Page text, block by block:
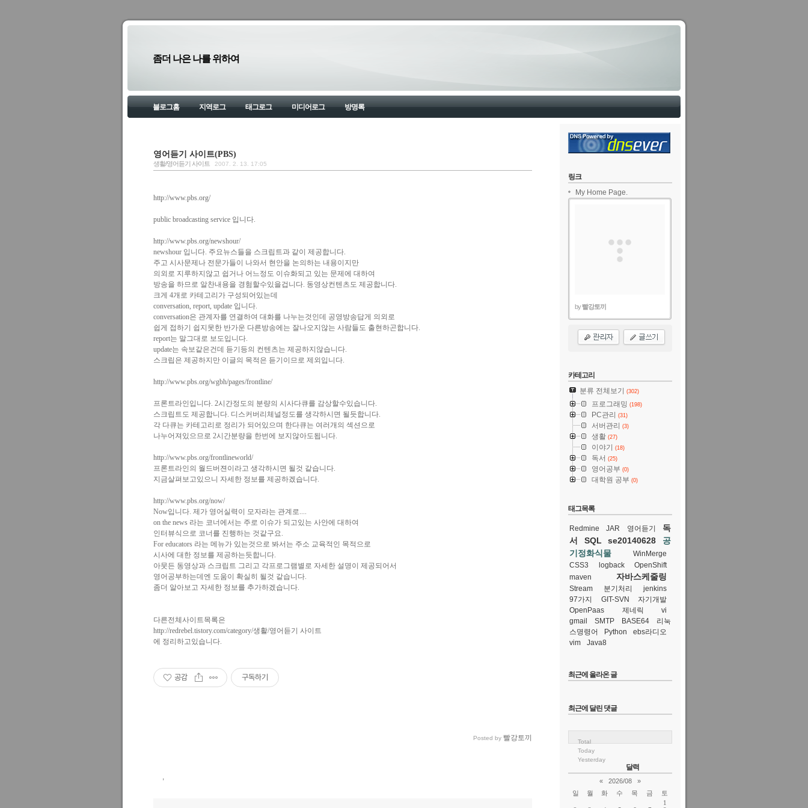
좀더 나은 나를 위하여
블로그홈 지역로그 태그로그 미디어로그 방명록
영어듣기 사이트(PBS)
생활/영어듣기 사이트 2007. 2. 13. 17:05
http://www.pbs.org/
public broadcasting service 입니다.
http://www.pbs.org/newshour/
newshour 입니다. 주요뉴스들을 스크립트과 같이 제공합니다.
주고 시사문제나 전문가들이 나와서 현안을 논의하는 내용이지만
의외로 지루하지않고 쉽거나 어느정도 이슈화되고 있는 문제에 대하여
방송을 하므로 알찬내용을 경험할수있을겁니다. 동영상컨텐츠도 제공합니다.
크게 4개로 카테고리가 구성되어있는데
conversation, report, update 입니다.
conversation은 관계자를 연결하여 대화를 나누는것인데 공영방송답게 의외로
쉽게 접하기 쉽지못한 반가운 다른방송에는 잘나오지않는 사람들도 출현하곤합니다.
report는 말그대로 보도입니다.
update는 속보같은건데 듣기등의 컨텐츠는 제공하지않습니다.
스크립은 제공하지만 이글의 목적은 듣기이므로 제외입니다.
http://www.pbs.org/wgbh/pages/frontline/
프론트라인입니다. 2시간정도의 분량의 시사다큐를 감상할수있습니다.
스크립트도 제공합니다. 디스커버리체널정도를 생각하시면 될듯합니다.
각 다큐는 카테고리로 정리가 되어있으며 한다큐는 여러개의 섹션으로
나누어져있으므로 2시간분량을 한번에 보지않아도됩니다.
http://www.pbs.org/frontlineworld/
프론트라인의 월드버젼이라고 생각하시면 될것 같습니다.
지금살펴보고있으니 자세한 정보를 제공하겠습니다.
http://www.pbs.org/now/
Now입니다. 제가 영어실력이 모자라는 관계로....
on the news 라는 코너에서는 주로 이슈가 되고있는 사안에 대하여
인터뷰식으로 코너를 진행하는 것같구요.
For educators 라는 메뉴가 있는것으로 봐서는 주소 교육적인 목적으로
시사에 대한 정보를 제공하는듯합니다.
아뭇든 동영상과 스크립트 그리고 각프로그램별로 자세한 설명이 제공되어서
영어공부하는데엔 도움이 확실히 될것 같습니다.
좀더 알아보고 자세한 정보를 추가하겠습니다.
다른전체사이트목록은
http://redrebel.tistory.com/category/생활/영어듣기 사이트
에 정리하고있습니다.
공감 구독하기
Posted by 빨강토끼
,
링크
My Home Page.
by빨강토끼
카테고리
분류 전체보기
(302)
프로그래밍 (198)
PC관리 (31)
서버관리 (3)
생활 (27)
이야기 (18)
독서 (25)
영어공부 (0)
대학원 공부 (0)
태그목록
Redmine JAR 영어듣기
독
서
SQL se20140628
공
기정화식물
WinMerge
CSS3
logback
OpenShift
maven
자바스케줄링
Stream 분기처리
jenkins
97가지
GIT-SVN
자기개발
OpenPaas
제네릭
vi
gmail
SMTP BASE64
리눅
스명령어
Python
ebs라디오
vim
Java8
최근에 올라온 글
최근에 달린 댓글
Total
Today
Yesterday
달력
« 2026/08
»
일
월 화 수 목 금
토
1